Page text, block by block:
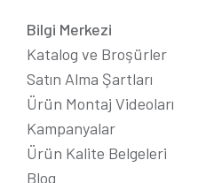
Bilgi Merkezi
Katalog ve Broşürler
Satın Alma Şartları
Ürün Montaj Videoları
Kampanyalar
Ürün Kalite Belgeleri
Blog